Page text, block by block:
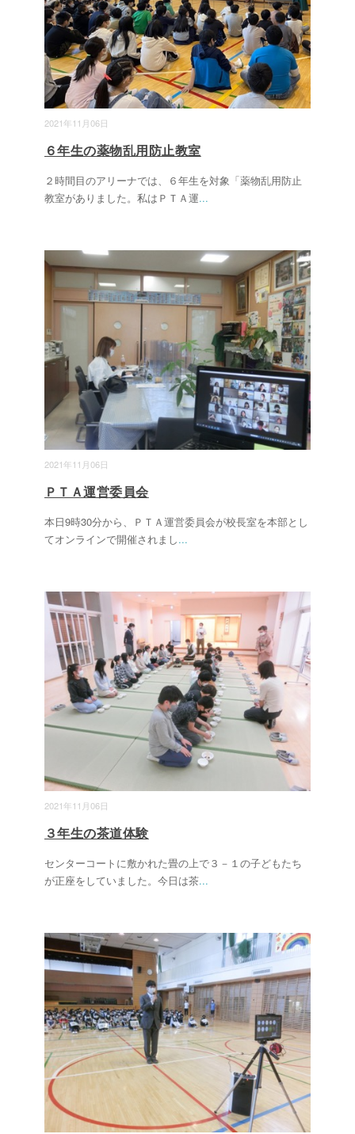
2021年11月06日
６年生の薬物乱用防止教室
２時間目のアリーナでは、６年生を対象「薬物乱用防止
教室がありました。私はＰＴＡ運...
2021年11月06日
ＰＴＡ運営委員会
本日9時30分から、ＰＴＡ運営委員会が校長室を本部とし
てオンラインで開催されまし...
2021年11月06日
３年生の茶道体験
センターコートに敷かれた畳の上で３－１の子どもたち
が正座をしていました。今日は茶...